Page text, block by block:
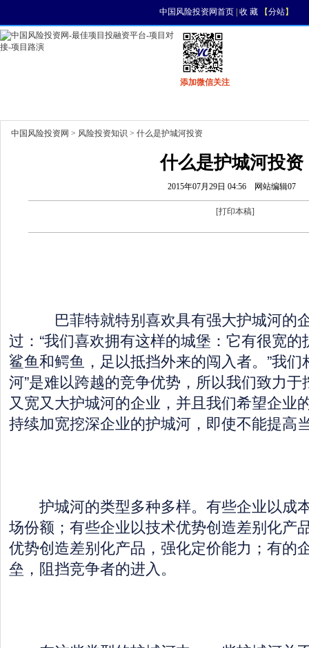
中国风险投资网首页| 收 藏【分站】
添加微信关注
中国风险投资网 > 风险投资知识 > 什么是护城河投资
什么是护城河投资
2015年07月29日 04:56 网站编辑07
[打印本稿]
巴菲特就特别喜欢具有强大护城河的
过：“我们喜欢拥有这样的城堡：它有很宽
鲨鱼和鳄鱼，足以抵挡外来的闯入者。”我们
河”是难以跨越的竞争优势，所以我们致力
又宽又大护城河的企业，并且我们希望企业
持续加宽挖深企业的护城河，即使不能提高
护城河的类型多种多样。有些企业以成
场份额；有些企业以技术优势创造差别化产
优势创造差别化产品，强化定价能力；有的
垒，阻挡竞争者的进入。